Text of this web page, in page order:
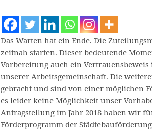
Das Warten hat ein Ende. Die
zeitnah starten. Dieser bedeutende
Vorbereitung auch ein
unserer Arbeitsgemeinschaft. Die
gebracht und sind von einer möglichen
es leider keine Möglichkeit unser
Antragstellung im Jahr 2018 haben wir
Förderprogramm der